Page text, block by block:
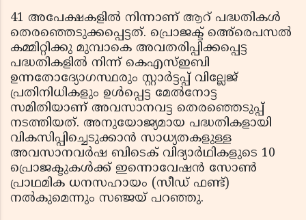
41 അപേക്ഷകളില്‍ നിന്നാണ് ആറ് പദ്ധതികള്‍
തെരഞ്ഞെടുക്കപ്പെട്ടത്. പ്രൊജക്ട് അെ്രെപസല്‍
കമ്മിറ്റിക്കു മുമ്പാകെ അവതരിപ്പിക്കപ്പെട്ട
പദ്ധതികളില്‍ നിന്ന് കെഎസ്ഇബി
ഉന്നതോദ്യോഗസ്ഥരും സ്റ്റാര്‍ട്ടപ്പ് വില്ലേജ്
പ്രതിനിധികളും ഉള്‍പ്പെട്ട മേല്‍നോട്ട
സമിതിയാണ് അവസാനവട്ട തെരഞ്ഞെടുപ്പ്
നടത്തിയത്. അനുയോജ്യമായ പദ്ധതികളായി
വികസിപ്പിച്ചെടുക്കാന്‍ സാധ്യതകളുള്ള
അവസാനവര്‍ഷ ബിടെക് വിദ്യാര്‍ഥികളുടെ 10
പ്രൊജക്ടുകള്‍ക്ക് ഇന്നൊവേഷന്‍ സോണ്‍
പ്രാഥമിക ധനസഹായം (സീഡ് ഫണ്ട്)
നല്‍കുമെന്നും സഞ്ജയ് പറഞ്ഞു.